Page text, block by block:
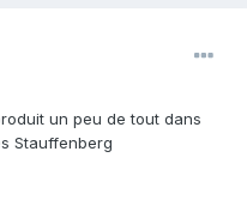
un peu de tout dans
Stauffenberg